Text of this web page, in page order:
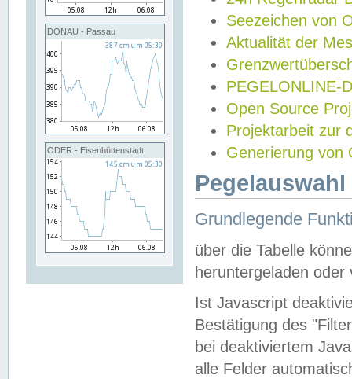
DONAU - Passau
ODER - Eisenhüttenstadt
Seezeichen von
Aktualität der
PEGELONLINE-
Open Source
Projektarbeit zur
Generierung von
Grundlegende
über die Tabelle
heruntergeladen oder
Ist Javascript
Bestätigung des
bei deaktiviertem
alle Felder